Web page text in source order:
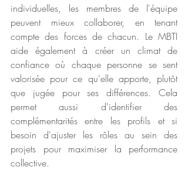
individuelles, les membres de l'équipe
peuvent mieux collaborer, en tenant
compte des forces de chacun. Le MBTI
aide également à créer un climat de
confiance où chaque personne se sent
valorisée pour ce qu'elle apporte, plutôt
que jugée pour ses différences. Cela
permet aussi d'identifier des
complémentarités entre les profils et si
besoin d'ajuster les rôles au sein des
projets pour maximiser la performance
collective.